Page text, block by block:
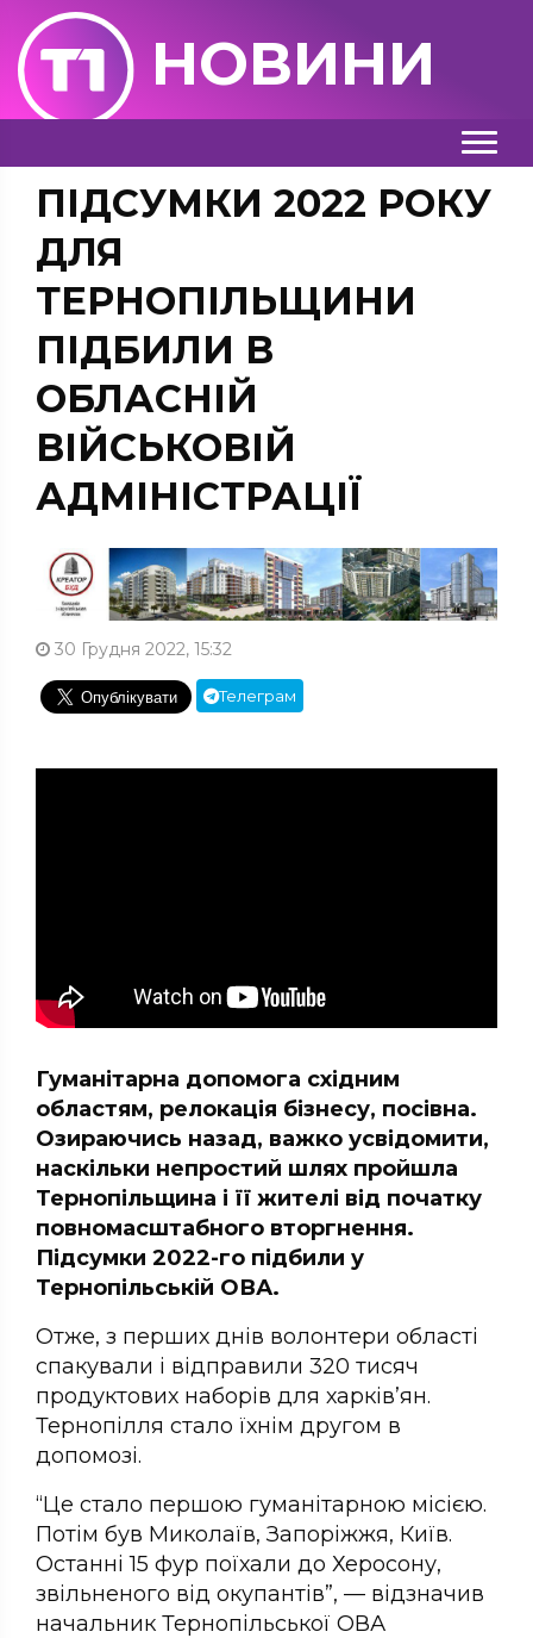
НОВИНИ
ПІДСУМКИ 2022 РОКУ
ДЛЯ
ТЕРНОПІЛЬЩИНИ
ПІДБИЛИ В
ОБЛАСНІЙ
ВІЙСЬКОВІЙ
АДМІНІСТРАЦІЇ
30 Грудня 2022, 15:32
Телеграм
Гуманітарна допомога східним
областям, релокація бізнесу, посівна.
Озираючись назад, важко усвідомити,
наскільки непростий шлях пройшла
Тернопільщина і її жителі від початку
повномасштабного вторгнення.
Підсумки 2022-го підбили у
Тернопільській ОВА.
Отже, з перших днів волонтери області
спакували і відправили 320 тисяч
продуктових наборів для харків’ян.
Тернопілля стало їхнім другом в
допомозі.
“Це стало першою гуманітарною місією.
Потім був Миколаїв, Запоріжжя, Київ.
Останні 15 фур поїхали до Херосону,
звільненого від окупантів”, — відзначив
начальник Тернопільської ОВА